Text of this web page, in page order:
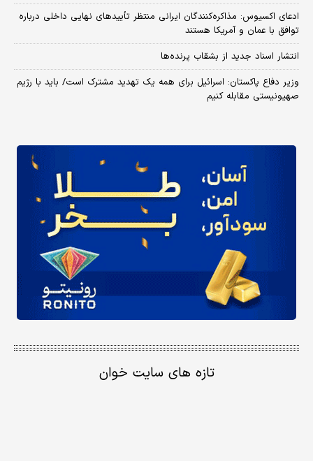
ادعای اکسیوس: مذاکره‌کنندگان ایرانی منتظر تأییدهای نهایی داخلی درباره
توافق با عمان و آمریکا هستند
انتشار اسناد جدید از بشقاب پرنده‌ها
وزیر دفاع پاکستان: اسرائیل برای همه یک تهدید مشترک است/ باید با رژیم
صهیونیستی مقابله کنیم
تازه های سایت خوان